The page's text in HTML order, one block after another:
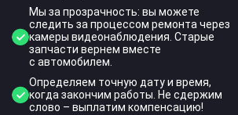
Мы за прозрачность: вы можете
следить за процессом ремонта через
камеры видеонаблюдения. Старые
запчасти вернем вместе
с автомобилем.
Определяем точную дату и время,
когда закончим работы. Не сдержим
слово – выплатим компенсацию!